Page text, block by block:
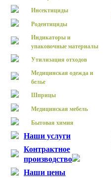
Инсектициды
Родентициды
Индикаторы и
упаковочные материалы
Утилизация отходов
Медицинская одежда и
белье
Шприцы
Медицинская мебель
Бытовая химия
Наши услуги
Контрактное
производство
Наши цены